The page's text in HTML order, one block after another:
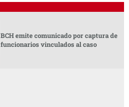
BCH emite comunicado por captura de
funcionarios vinculados al caso